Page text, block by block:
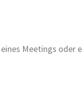
Meetings oder